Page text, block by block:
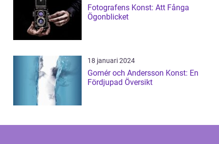
Fotografens Konst: Att Fånga
Ögonblicket
18 januari 2024
Gomér och Andersson Konst: En
Fördjupad Översikt